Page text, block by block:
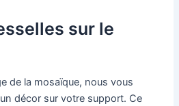
sur le
de la mosaïque, nous vous
décor sur votre support. Ce